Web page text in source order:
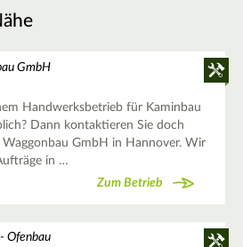
GmbH
Handwerksbetrieb für Kaminbau
Dann kontaktieren Sie doch
Waggonbau GmbH in Hannover. Wir
in …
Zum Betrieb
Ofenbau